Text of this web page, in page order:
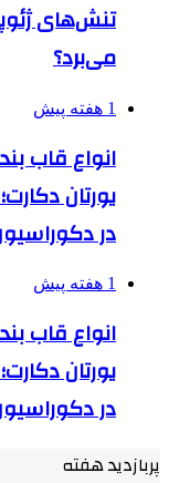
تنش‌های
می‌برد؟
1 هفته پیش
انواع قاب
یورتان
در
1 هفته پیش
انواع قاب
یورتان
در
پربازدید هفته